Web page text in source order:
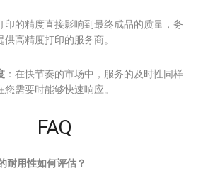
印的精度直接影响到最终成品的质量，务
供高精度打印的服务商。
：在快节奏的市场中，服务的及时性同样
需要时能够快速响应。
FAQ
耐用性如何评估？